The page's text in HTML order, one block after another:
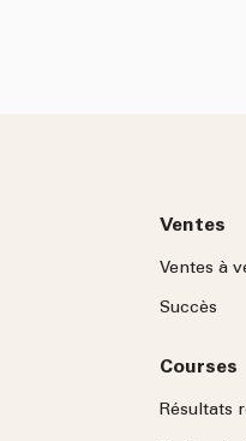
Ventes
Ventes à
Succès
Courses
Résultats